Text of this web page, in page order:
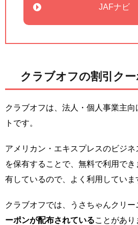
JAFナビ
クラブオフの割引ク
クラブオフは、法人・個人事業主
トです。
アメリカン・エキスプレスのビジ
を保有することで、無料で利用で
有しているので、よく利用していま
クラブオフでは、うさちゃんクリー
ーポンが配布されていることがあ